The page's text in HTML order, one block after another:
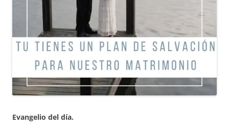
Evangelio del día.